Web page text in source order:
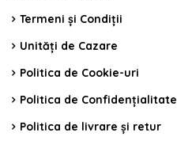
Termeni și Condiții
Unități de Cazare
Politica de Cookie-uri
Politica de Confidențialitate
Politica de livrare și retur